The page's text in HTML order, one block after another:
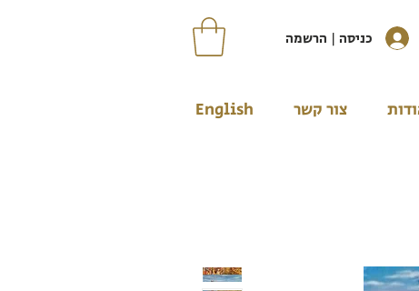
כניסה | הרשמה
צור קשר English